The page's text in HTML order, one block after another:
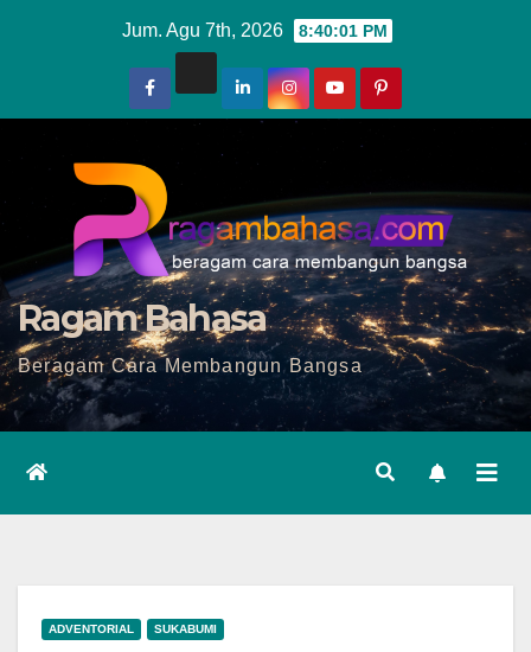
Jum. Agu 7th, 2026 8:40:03 PM
Ragam Bahasa
Beragam Cara Membangun Bangsa
ADVENTORIAL SUKABUMI